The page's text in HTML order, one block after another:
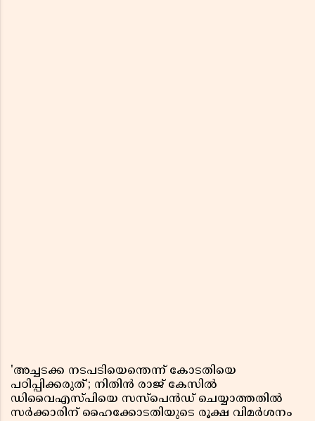
'അച്ചടക്ക നടപടിയെന്തെന്ന് കോടതിയെ
പഠിപ്പിക്കരുത്'; നിതിൻ രാജ് കേസിൽ
ഡിവൈഎസ്പിയെ സസ്പെൻഡ് ചെയ്യാത്തതിൽ
സർക്കാരിന് ഹൈക്കോടതിയുടെ രൂക്ഷ വിമർശനം